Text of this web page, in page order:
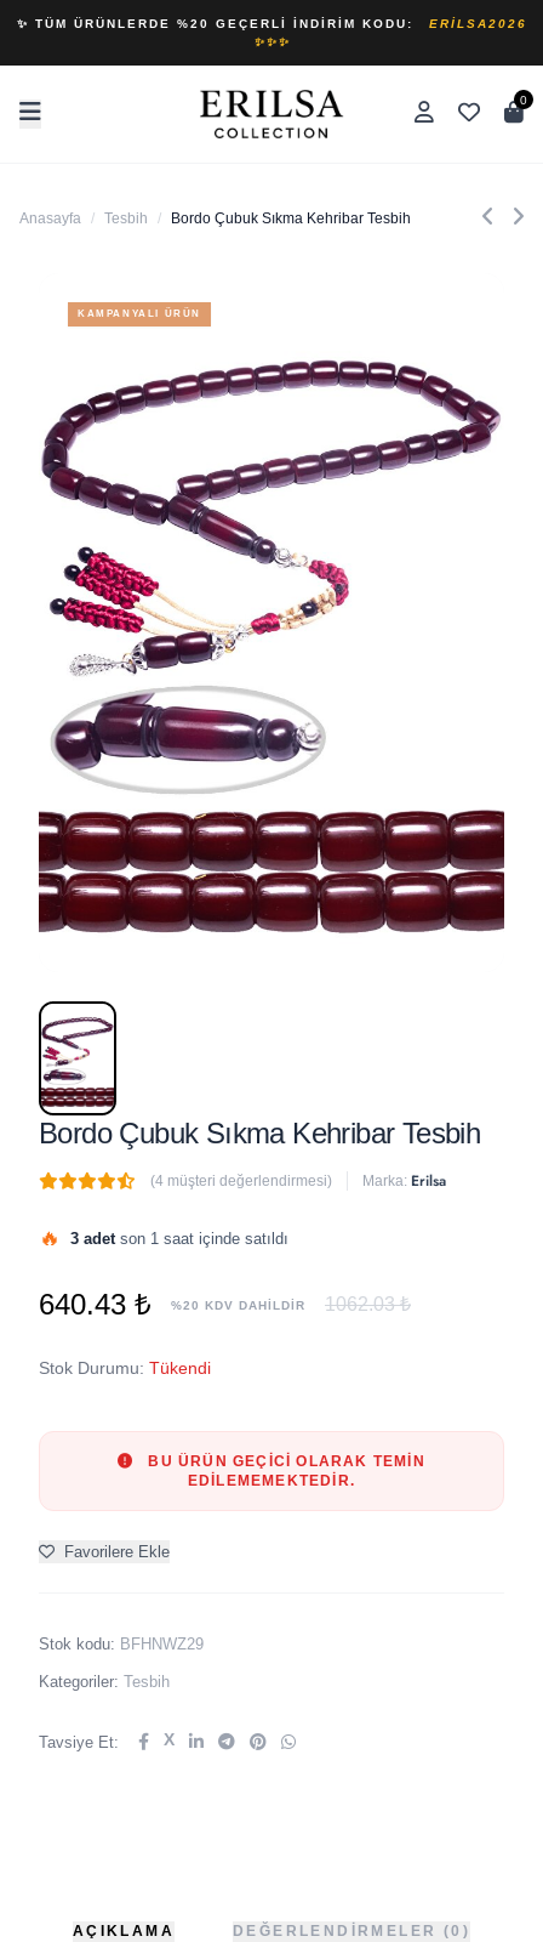
✨ TÜM ÜRÜNLERDE %20 GEÇERLI İNDIRIM KODU:
ERILSA2026
✨✨✨
0
Anasayfa / Tesbih / Bordo Çubuk Sıkma Kehribar Tesbih
KAMPANYALI ÜRÜN
Bordo Çubuk Sıkma Kehribar Tesbih
(4 müşteri değerlendirmesi) Marka: Erilsa
🔥 3 adet son 1 saat içinde satıldı
640.43 ₺ %20 KDV DAHİLDİR 1062.03 ₺
Stok Durumu: Tükendi
BU ÜRÜN GEÇICI OLARAK TEMIN
EDILEMEMEKTEDIR.
Favorilere Ekle
Stok kodu: BFHNWZ29
Kategoriler: Tesbih
Tavsiye Et: X
AÇIKLAMA DEĞERLENDIRMELER (0)